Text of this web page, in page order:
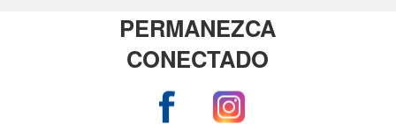
PERMANEZCA
CONECTADO